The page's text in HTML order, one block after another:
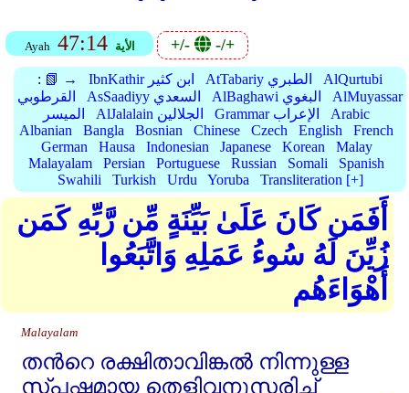
Ayah 47:14 الأية +/- -/+
: 📗 → IbnKathir ابن كثير AtTabariy الطبري
AlQurtubi
القرطوبي
AsSaadiyy السعدي AlBaghawi البغوي
AlMuyassar
الميسر
AlJalalain الجلالين Grammar الإعراب
Arabic
Albanian
Bangla Bosnian Chinese Czech English
French
German
Hausa Indonesian Japanese Korean
Malay
Malayalam
Persian Portuguese Russian Somali
Spanish
Swahili
Turkish Urdu Yoruba Transliteration [+]
أَفَمَن كَانَ عَلَىٰ بَيِّنَةٍ مِّن رَّبِّهِ كَمَن
زُيِّنَ لَهُ سُوءُ عَمَلِهِ وَاتَّبَعُوا
أَهْوَاءَهُم
Malayalam
തന്‍റെ രക്ഷിതാവിങ്കല്‍ നിന്നുള്ള
സ്പഷ്ടമായ തെളിവനുസരിച്ച്‌